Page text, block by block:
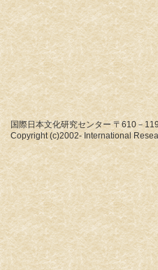
国際日本文化研究センター 〒610－
Copyright (c)2002- International